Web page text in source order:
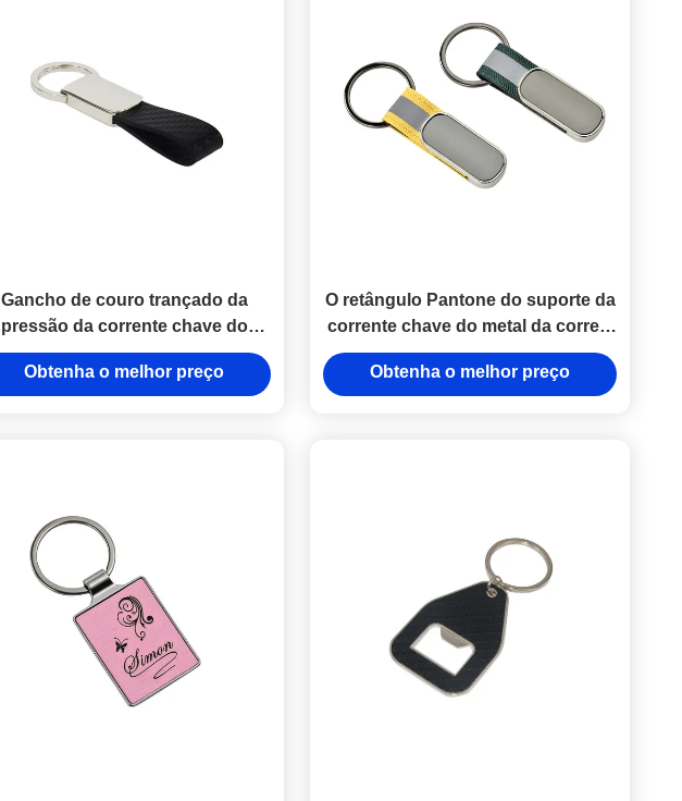
Gancho de couro trançado da
pressão da corrente chave do
plutônio do metal das portas-
chaves do couro da fibra do
Obtenha o melhor preço
O retângulo Pantone do suporte da
corrente chave do metal da correia
do Webbing colore o couro liga de
zinco do ferro
Obtenha o melhor preço